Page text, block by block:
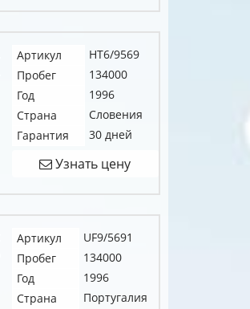
Артикул
HT6/9569
Пробег
134000
Год
1996
Страна
Словения
Гарантия
30 дней
Узнать цену
Артикул
UF9/5691
Пробег
134000
Год
1996
Страна
Португалия